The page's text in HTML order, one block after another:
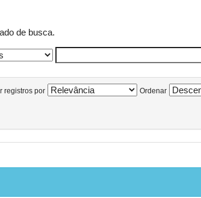
de busca.
registros por Ordenar